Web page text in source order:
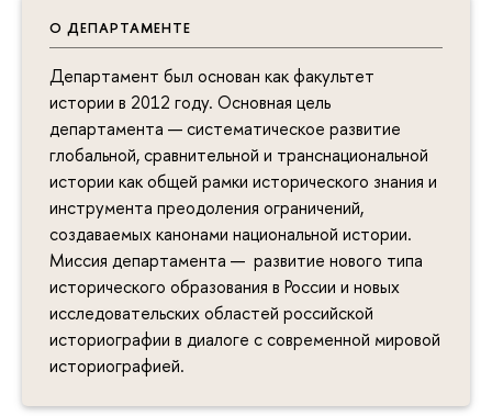
О ДЕПАРТАМЕНТЕ
Департамент был основан как факультет
истории в 2012 году. Основная цель
департамента — систематическое развитие
глобальной, сравнительной и транснациональной
истории как общей рамки исторического знания и
инструмента преодоления ограничений,
создаваемых канонами национальной истории.
Миссия департамента — развитие нового типа
исторического образования в России и новых
исследовательских областей российской
историографии в диалоге с современной мировой
историографией.